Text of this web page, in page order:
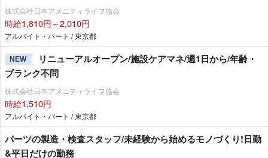
株式会社日本アメニティライフ協会
時給1,810円～2,010円
アルバイト・パート / 東京都
NEW
リニューアルオープン/施設ケアマネ/週1日から/年齢・
ブランク不問
株式会社日本アメニティライフ協会
時給1,510円
アルバイト・パート / 東京都
パーツの製造・検査スタッフ/未経験から始めるモノづくり!日勤
&平日だけの勤務